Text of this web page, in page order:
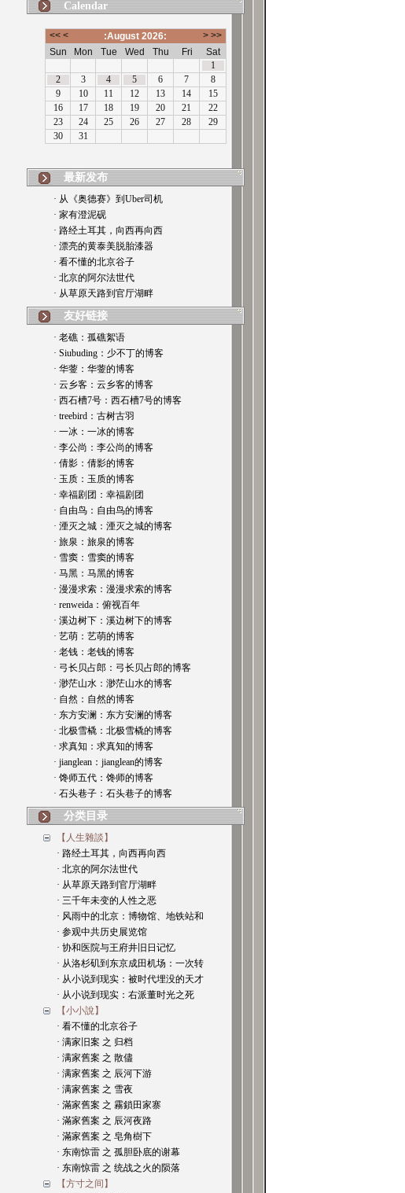
Calendar
最新发布
· 从《奥德赛》到Uber司机
· 家有澄泥砚
· 路经土耳其，向西再向西
· 漂亮的黄泰美脱胎漆器
· 看不懂的北京谷子
· 北京的阿尔法世代
· 从草原天路到官厅湖畔
友好链接
· 老礁：孤礁絮语
· Siubuding：少不丁的博客
· 华蓥：华蓥的博客
· 云乡客：云乡客的博客
· 西石槽7号：西石槽7号的博客
· treebird：古树古羽
· 一冰：一冰的博客
· 李公尚：李公尚的博客
· 倩影：倩影的博客
· 玉质：玉质的博客
· 幸福剧团：幸福剧团
· 自由鸟：自由鸟的博客
· 湮灭之城：湮灭之城的博客
· 旅泉：旅泉的博客
· 雪窦：雪窦的博客
· 马黑：马黑的博客
· 漫漫求索：漫漫求索的博客
· renweida：俯视百年
· 溪边树下：溪边树下的博客
· 艺萌：艺萌的博客
· 老钱：老钱的博客
· 弓长贝占郎：弓长贝占郎的博客
· 渺茫山水：渺茫山水的博客
· 自然：自然的博客
· 东方安澜：东方安澜的博客
· 北极雪橇：北极雪橇的博客
· 求真知：求真知的博客
· jianglean：jianglean的博客
· 馋师五代：馋师的博客
· 石头巷子：石头巷子的博客
分类目录
【人生雜談】
· 路经土耳其，向西再向西
· 北京的阿尔法世代
· 从草原天路到官厅湖畔
· 三千年未变的人性之恶
· 风雨中的北京：博物馆、地铁站和
· 参观中共历史展览馆
· 协和医院与王府井旧日记忆
· 从洛杉矶到东京成田机场：一次转
· 从小说到现实：被时代埋没的天才
· 从小说到现实：右派董时光之死
【小小說】
· 看不懂的北京谷子
· 满家旧案 之 归档
· 满家舊案 之 散儘
· 满家舊案 之 辰河下游
· 满家舊案 之 雪夜
· 滿家舊案 之 霧鎖田家寨
· 滿家舊案 之 辰河夜路
· 滿家舊案 之 皂角樹下
· 东南惊雷 之 孤胆卧底的谢幕
· 东南惊雷 之 统战之火的陨落
【方寸之间】